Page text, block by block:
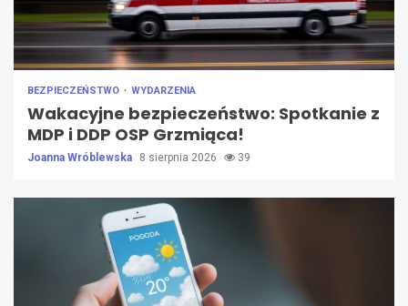
BEZPIECZEŃSTWO WYDARZENIA
Wakacyjne bezpieczeństwo: Spotkanie z
MDP i DDP OSP Grzmiąca!
Joanna Wróblewska 8 sierpnia 2026 39